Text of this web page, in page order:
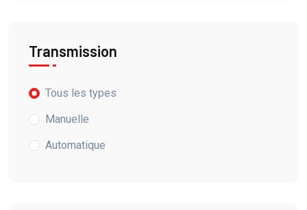
Transmission
Tous les types
Manuelle
Automatique